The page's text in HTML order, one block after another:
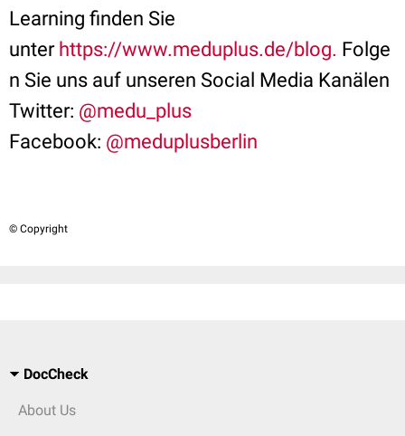
Learning finden Sie
unter https://www.meduplus.de/blog. Folge
n Sie uns auf unseren Social Media Kanälen
Twitter: @medu_plus
Facebook: @meduplusberlin
© Copyright
DocCheck
About Us